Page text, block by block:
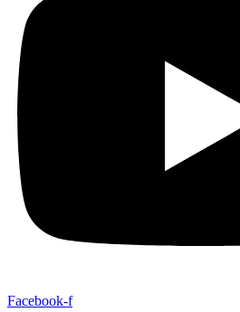
Facebook-f